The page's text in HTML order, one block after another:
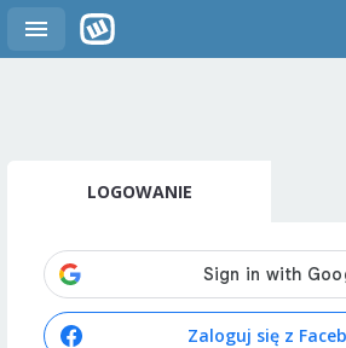
LOGOWANIE
Zaloguj się z